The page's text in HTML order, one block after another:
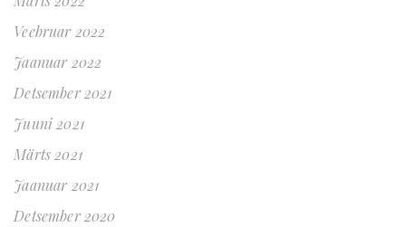
Veebruar 2022
Jaanuar 2022
Detsember 2021
Juuni 2021
Märts 2021
Jaanuar 2021
Detsember 2020